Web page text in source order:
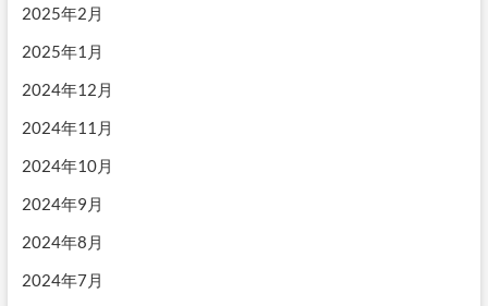
2025年2月
2025年1月
2024年12月
2024年11月
2024年10月
2024年9月
2024年8月
2024年7月